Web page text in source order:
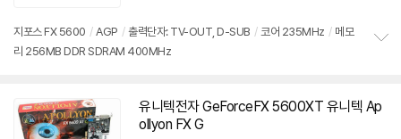
지포스 FX 5600 / AGP / 출력단자: TV-OUT, D-SUB / 코어 235MHz / 메모
리 256MB DDR SDRAM 400MHz
치
유니텍전자 GeForceFX5600XT 유니텍 Ap
ollyon FX G